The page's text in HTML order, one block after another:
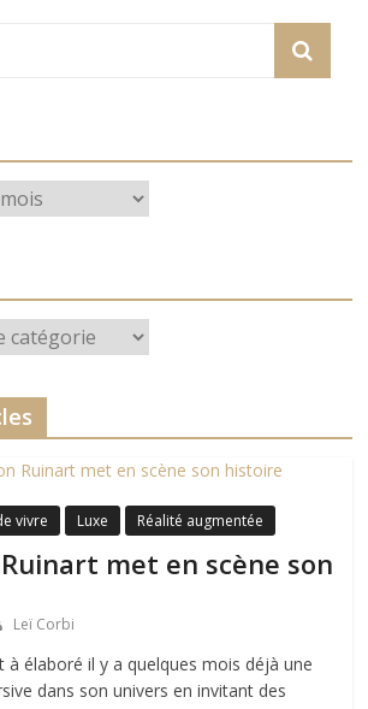
vivre Luxe Réalité augmentée
met en scène son
Leï Corbi
à élaboré il y a quelques mois déjà une
dans son univers en invitant des